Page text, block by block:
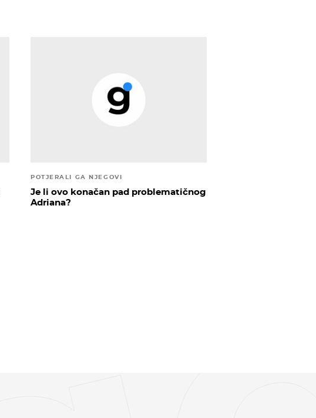
POTJERALI GA NJEGOVI
Je li ovo konačan pad problematičnog
Adriana?